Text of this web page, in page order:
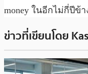
money ในอีกไม่กี่ปีข้
ข่าวที่เขียนโดย